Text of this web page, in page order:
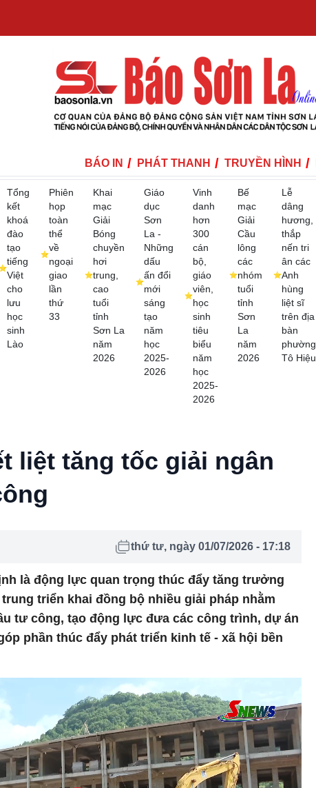
BÁO IN PHÁT THANH TRUYỀN HÌNH
Tổng
kết
khoá
đào
tạo
tiếng
Việt
cho
lưu
học
sinh
Lào
Phiên
họp
toàn
thể
về
ngoại
giao
lần
thứ
33
Khai
mạc
Giải
Bóng
chuyền
hơi
trung,
cao
tuổi
tỉnh
Sơn La
năm
2026
Giáo
dục
Sơn
La -
Những
dấu
ấn đổi
mới
sáng
tạo
năm
học
2025-
2026
Vinh
danh
hơn
300
cán
bộ,
giáo
viên,
học
sinh
tiêu
biểu
năm
học
2025-
2026
Bế
mạc
Giải
Cầu
lông
các
nhóm
tuổi
tỉnh
Sơn
La
năm
2026
Lễ
dâng
hương,
thắp
nến tri
ân các
Anh
hùng
liệt sĩ
trên địa
bàn
phường
Tô Hiệu
liệt tăng tốc giải ngân
thứ tư, ngày 01/07/2026 - 17:18
là động lực quan trọng thúc đẩy tăng trưởng
triển khai đồng bộ nhiều giải pháp nhằm
tư công, tạo động lực đưa các công trình, dự án
phần thúc đẩy phát triển kinh tế - xã hội bền